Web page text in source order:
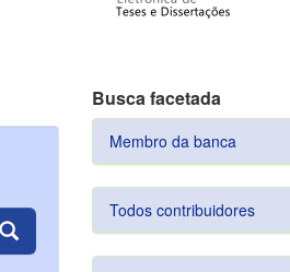
Busca facetada
Membro da banca
Todos contribuidores